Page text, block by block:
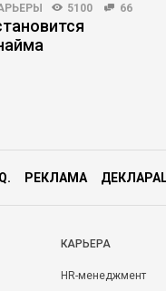
5100 66
РЕКЛАМА
КАРЬЕРА
HR-менеджмент